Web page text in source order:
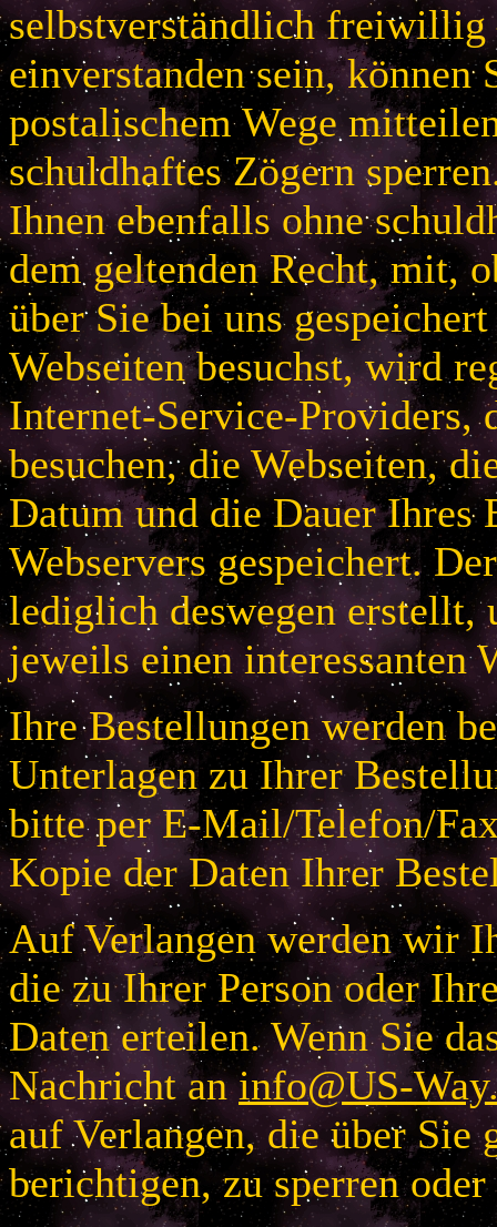
selbstverständlich
einverstanden sein, können
postalischem Wege
schuldhaftes Zögern
Ihnen ebenfalls ohne
dem geltenden Recht, mit,
über Sie bei uns
Webseiten besuchst, wird
Internet-Service-Providers,
besuchen, die Webseiten,
Datum und die Dauer Ihres
Webservers gespeichert.
lediglich deswegen erstellt,
jeweils einen interessanten
Ihre Bestellungen werden
Unterlagen zu Ihrer
bitte per E-Mail/Telefon/
Kopie der Daten Ihrer
Auf Verlangen werden wir
die zu Ihrer Person oder
Daten erteilen. Wenn Sie
Nachricht aninfo@US-
auf Verlangen, die über Sie
berichtigen, zu sperren